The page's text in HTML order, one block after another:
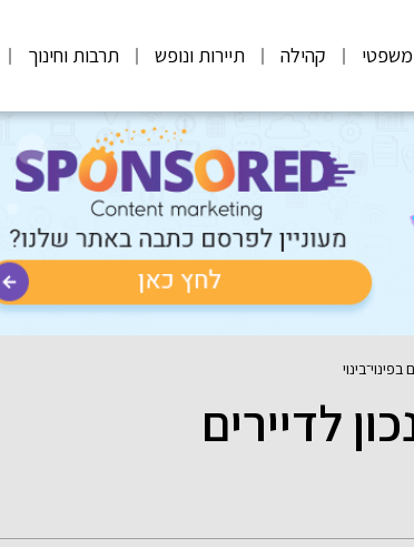
משפטי קהילה תיירות ונופש תרבות וחינוך
לדיירים